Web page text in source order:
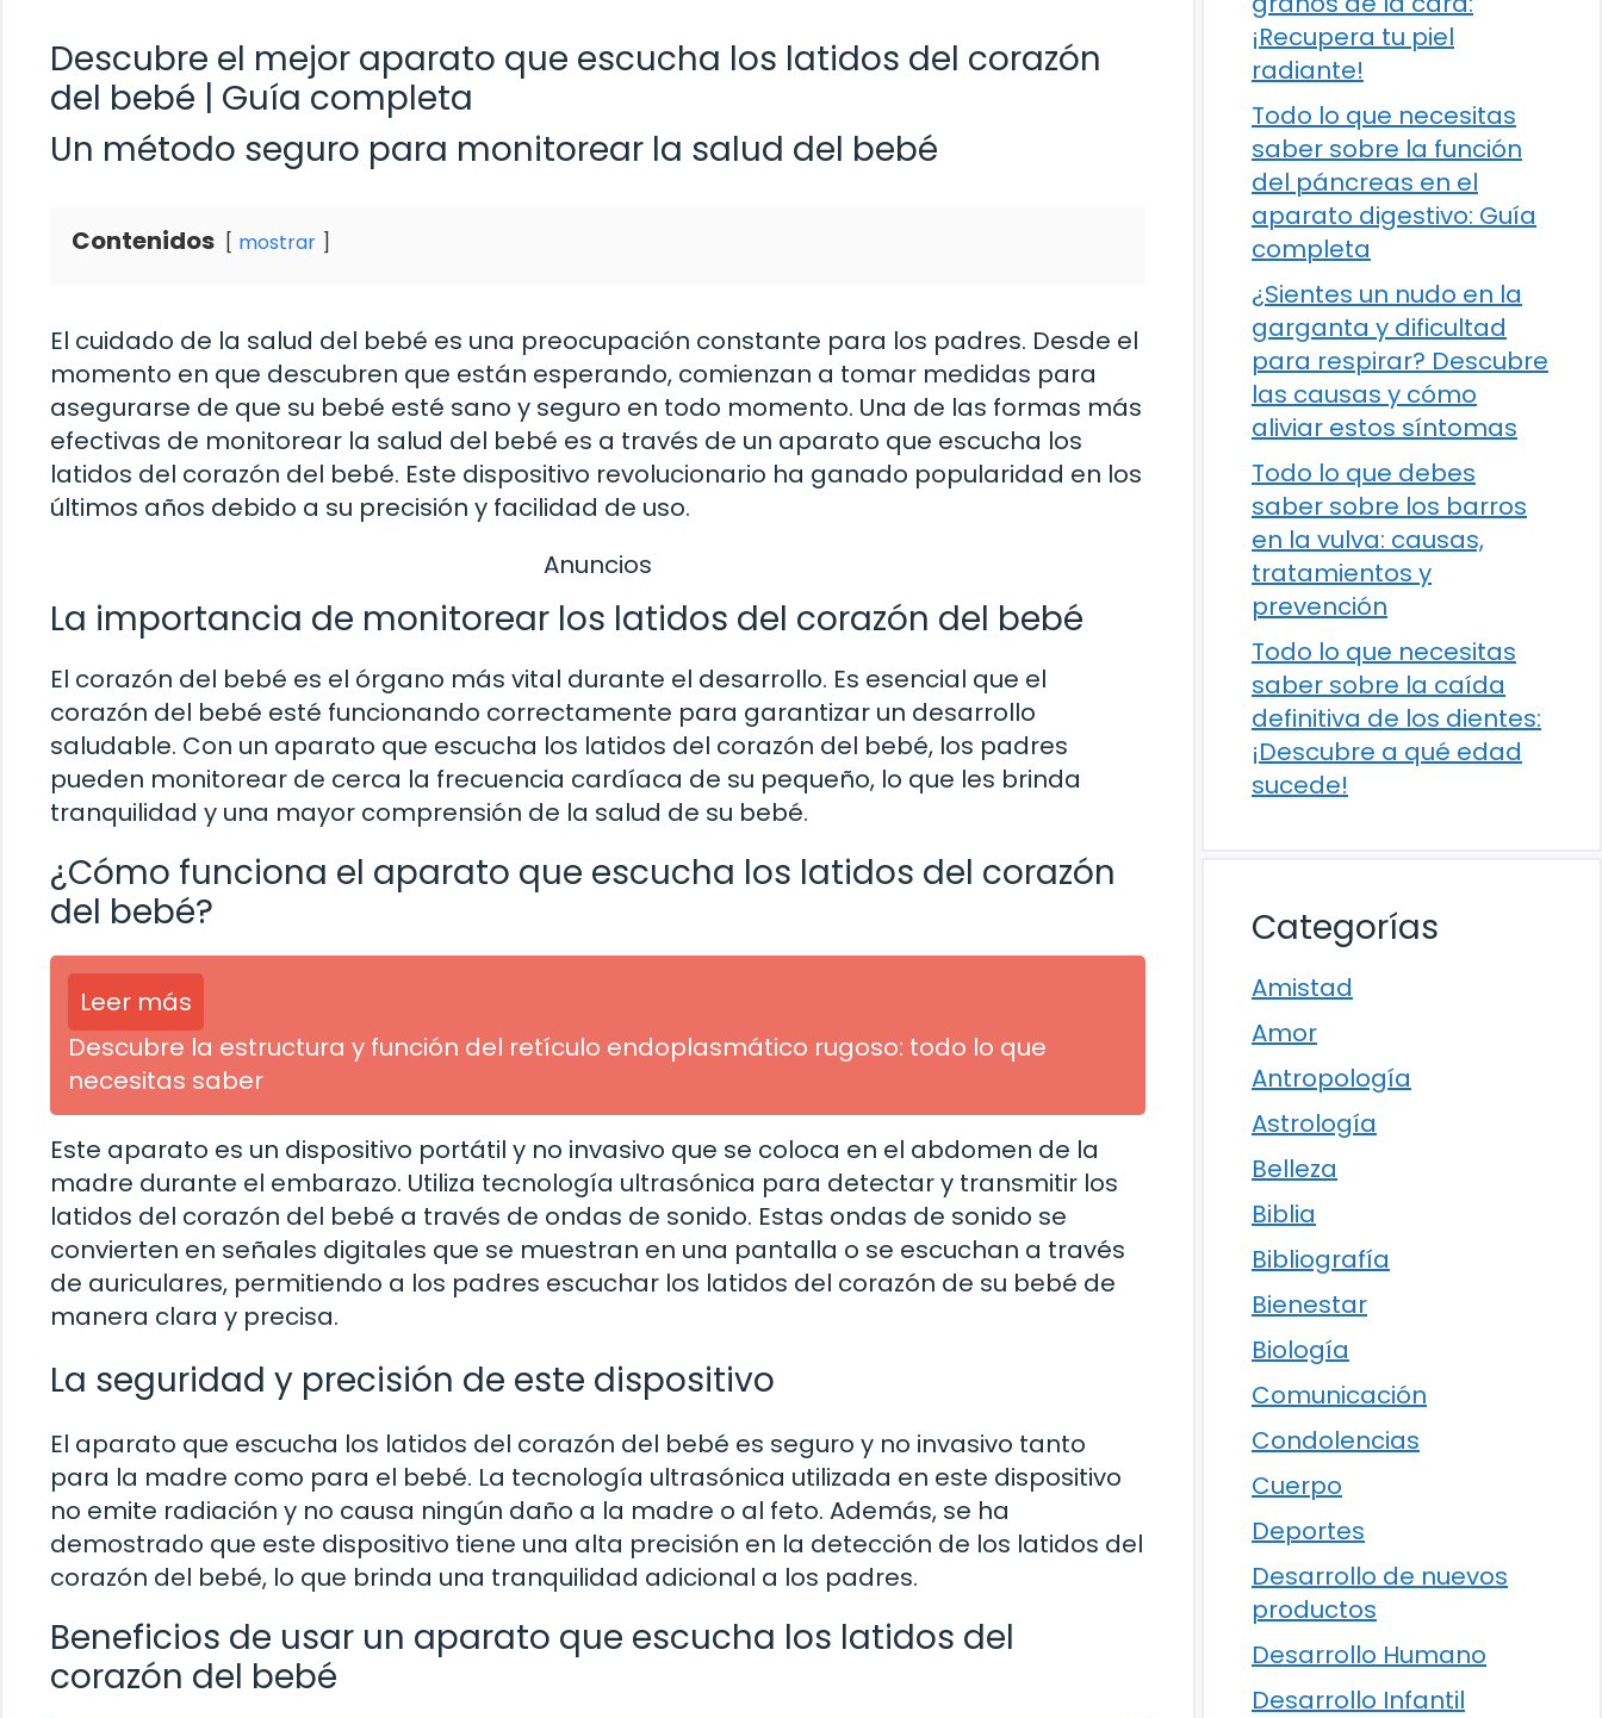
Descubre el mejor aparato que escucha los latidos del corazón
del bebé | Guía completa
Un método seguro para monitorear la salud del bebé
Contenidos mostrar
El cuidado de la salud del bebé es una preocupación constante para los padres. Desde el
momento en que descubren que están esperando, comienzan a tomar medidas para
asegurarse de que su bebé esté sano y seguro en todo momento. Una de las formas más
efectivas de monitorear la salud del bebé es a través de un aparato que escucha los
latidos del corazón del bebé. Este dispositivo revolucionario ha ganado popularidad en los
últimos años debido a su precisión y facilidad de uso.
Anuncios
La importancia de monitorear los latidos del corazón del bebé
El corazón del bebé es el órgano más vital durante el desarrollo. Es esencial que el
corazón del bebé esté funcionando correctamente para garantizar un desarrollo
saludable. Con un aparato que escucha los latidos del corazón del bebé, los padres
pueden monitorear de cerca la frecuencia cardíaca de su pequeño, lo que les brinda
tranquilidad y una mayor comprensión de la salud de su bebé.
¿Cómo funciona el aparato que escucha los latidos del corazón
del bebé?
Leer más
Descubre la estructura y función del retículo endoplasmático rugoso: todo lo que
necesitas saber
Este aparato es un dispositivo portátil y no invasivo que se coloca en el abdomen de la
madre durante el embarazo. Utiliza tecnología ultrasónica para detectar y transmitir los
latidos del corazón del bebé a través de ondas de sonido. Estas ondas de sonido se
convierten en señales digitales que se muestran en una pantalla o se escuchan a través
de auriculares, permitiendo a los padres escuchar los latidos del corazón de su bebé de
manera clara y precisa.
La seguridad y precisión de este dispositivo
El aparato que escucha los latidos del corazón del bebé es seguro y no invasivo tanto
para la madre como para el bebé. La tecnología ultrasónica utilizada en este dispositivo
no emite radiación y no causa ningún daño a la madre o al feto. Además, se ha
demostrado que este dispositivo tiene una alta precisión en la detección de los latidos del
corazón del bebé, lo que brinda una tranquilidad adicional a los padres.
Beneficios de usar un aparato que escucha los latidos del
corazón del bebé
¡Recupera tu piel
radiante!
Todo lo que necesitas
saber sobre la función
del páncreas en el
aparato digestivo: Guía
completa
¿Sientes un nudo en la
garganta y dificultad
para respirar? Descubre
las causas y cómo
aliviar estos síntomas
Todo lo que debes
saber sobre los barros
en la vulva: causas,
tratamientos y
prevención
Todo lo que necesitas
saber sobre la caída
definitiva de los dientes:
¡Descubre a qué edad
sucede!
Categorías
Amistad
Amor
Antropología
Astrología
Belleza
Biblia
Bibliografía
Bienestar
Biología
Comunicación
Condolencias
Cuerpo
Deportes
Desarrollo de nuevos
productos
Desarrollo Humano
Desarrollo Infantil